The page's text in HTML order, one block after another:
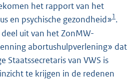
het rapport van het
en psychische gezondheid»1.
uit van het ZonMW-
abortushulpverlening» dat
Staatssecretaris van VWS is
te krijgen in de redenen